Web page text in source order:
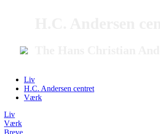
Liv
H.C. Andersen centret
Værk
Liv
Værk
Breve